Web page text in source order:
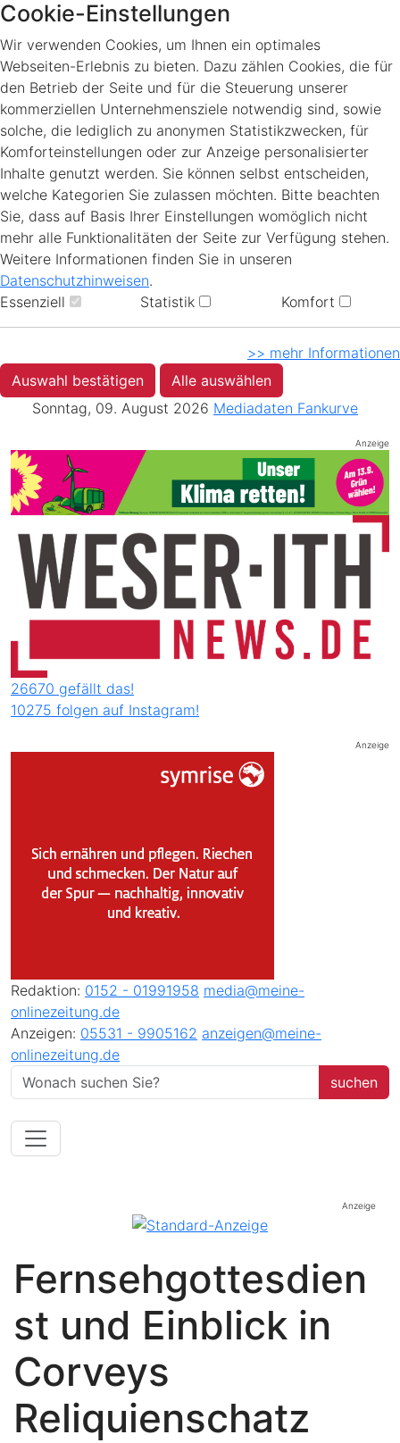
Cookie-Einstellungen
Wir verwenden Cookies, um Ihnen ein optimales
Webseiten-Erlebnis zu bieten. Dazu zählen Cookies, die für
den Betrieb der Seite und für die Steuerung unserer
kommerziellen Unternehmensziele notwendig sind, sowie
solche, die lediglich zu anonymen Statistikzwecken, für
Komforteinstellungen oder zur Anzeige personalisierter
Inhalte genutzt werden. Sie können selbst entscheiden,
welche Kategorien Sie zulassen möchten. Bitte beachten
Sie, dass auf Basis Ihrer Einstellungen womöglich nicht
mehr alle Funktionalitäten der Seite zur Verfügung stehen.
Weitere Informationen finden Sie in unseren
Datenschutzhinweisen.
Essenziell
Statistik Komfort
>> mehr Informationen
Auswahl bestätigen
Alle auswählen
Sonntag, 09. August 2026 Mediadaten Fankurve
Anzeige
26670 gefällt das!
10275 folgen auf Instagram!
Anzeige
Redaktion: 0152 - 01991958 media@meine-
onlinezeitung.de
Anzeigen: 05531 - 9905162 anzeigen@meine-
onlinezeitung.de
Anzeige
Fernsehgottesdien
st und Einblick in
Corveys
Reliquienschatz